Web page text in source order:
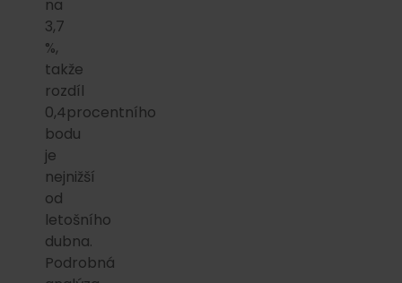
na
3,7
%,
takže
rozdíl
0,4procentního
bodu
je
nejnižší
od
letošního
dubna.
Podrobná